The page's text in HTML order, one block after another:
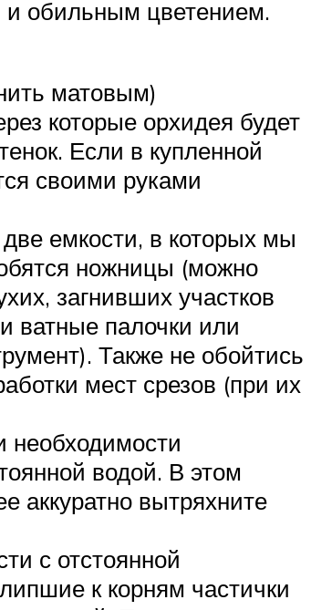
и обильным цветением.
матовым)
которые орхидея будет
Если в купленной
своими руками
емкости, в которых мы
ножницы (можно
загнивших участков
ватные палочки или
Также не обойтись
мест срезов (при их
необходимости
водой. В этом
аккуратно вытряхните
с отстоянной
к корням частички